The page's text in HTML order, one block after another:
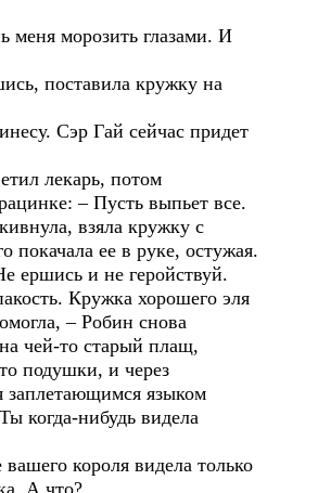
меня морозить глазами. И
поставила кружку на
Сэр Гай сейчас придет
лекарь, потом
– Пусть выпьет все.
взяла кружку с
покачала ее в руке, остужая.
ершись и не геройствуй.
Кружка хорошего эля
– Робин снова
чей-то старый плащ,
подушки, и через
заплетающимся языком
когда-нибудь видела
короля видела только
А что?